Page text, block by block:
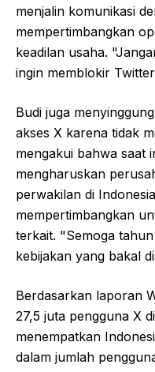
menjalin komunikasi
mempertimbangkan
keadilan usaha.
ingin memblokir
Budi juga
akses X karena tidak
mengakui bahwa saat
mengharuskan
perwakilan di
mempertimbangkan
terkait. "Semoga
kebijakan yang bakal
Berdasarkan laporan
27,5 juta pengguna X
menempatkan
dalam jumlah